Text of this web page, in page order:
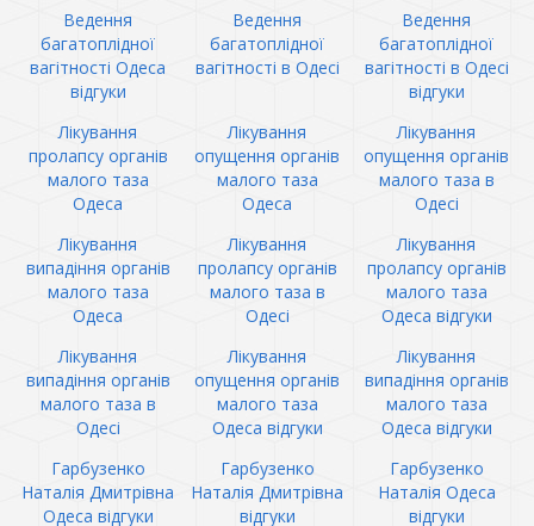
Ведення
багатоплідної
вагітності Одеса
відгуки
Ведення
багатоплідної
вагітності в Одесі
Ведення
багатоплідної
вагітності в Одесі
відгуки
Лікування
пролапсу органів
малого таза
Одеса
Лікування
опущення органів
малого таза
Одеса
Лікування
опущення органів
малого таза в
Одесі
Лікування
випадіння органів
малого таза
Одеса
Лікування
пролапсу органів
малого таза в
Одесі
Лікування
пролапсу органів
малого таза
Одеса відгуки
Лікування
випадіння органів
малого таза в
Одесі
Лікування
опущення органів
малого таза
Одеса відгуки
Лікування
випадіння органів
малого таза
Одеса відгуки
Гарбузенко
Наталія Дмитрівна
Одеса відгуки
Гарбузенко
Наталія Дмитрівна
відгуки
Гарбузенко
Наталія Одеса
відгуки